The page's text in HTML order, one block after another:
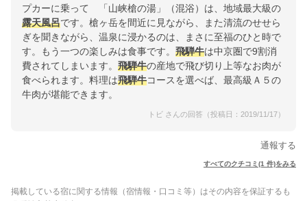
プカーに乗って 「山峡槍の湯」（混浴）は、地域最大級の
露天風呂です。槍ヶ岳を間近に見ながら、また清流のせせら
ぎを聞きながら、温泉に浸かるのは、まさに至福のひと時で
す。もう一つの楽しみは食事です。 飛騨牛は中京圏で9割消
費されてしまいます。 飛騨牛の産地で飛び切り上等なお肉が
食べられます。料理は飛騨牛コースを選べば、最高級Ａ５の
牛肉が堪能できます。
トビ さんの回答（投稿日：2019/11/17）
通報する
すべてのクチコミ(1 件)をみる
掲載している宿に関する情報（宿情報・口コミ等）はその内容を保証するも